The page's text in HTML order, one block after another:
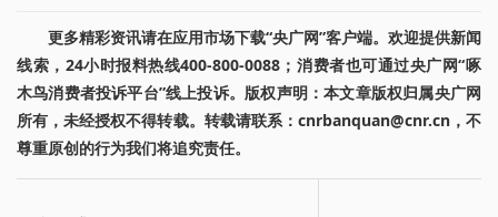
更多精彩资讯请在应用市场下载“央广网”客户端。欢迎提供新闻
线索，24小时报料热线400-800-0088；消费者也可通过央广网“啄
木鸟消费者投诉平台”线上投诉。版权声明：本文章版权归属央广网
所有，未经授权不得转载。转载请联系：cnrbanquan@cnr.cn，不
尊重原创的行为我们将追究责任。